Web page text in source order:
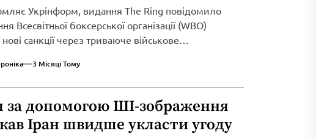
Укрінформ, видання The Ring повідомило
Всесвітньої боксерської організації (WBO)
санкції через триваюче військове
3 Місяці Тому
за допомогою ШІ-зображення
Іран швидше укласти угоду